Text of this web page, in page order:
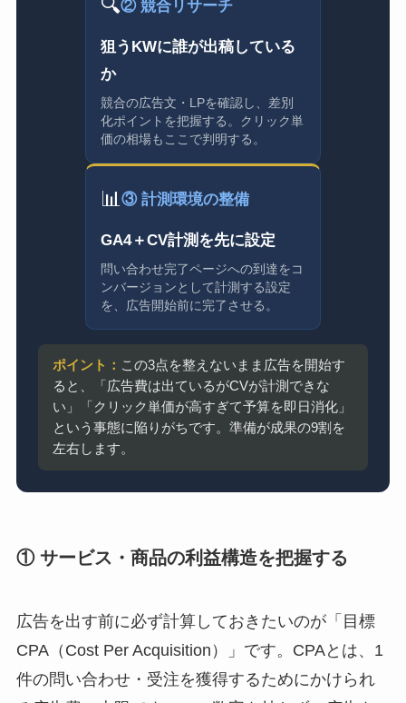
🔍② 競合リサーチ
狙うKWに誰が出稿している
か
競合の広告文・LPを確認し、差別
化ポイントを把握する。クリック単
価の相場もここで判明する。
📊③ 計測環境の整備
GA4＋CV計測を先に設定
問い合わせ完了ページへの到達をコ
ンバージョンとして計測する設定
を、広告開始前に完了させる。
ポイント： この3点を整えないまま広告を開始す
ると、「広告費は出ているがCVが計測できな
い」「クリック単価が高すぎて予算を即日消化」
という事態に陥りがちです。準備が成果の9割を
左右します。
① サービス・商品の利益構造を把握する
広告を出す前に必ず計算しておきたいのが「目標
CPA（Cost Per Acquisition）」です。CPAとは、1
件の問い合わせ・受注を獲得するためにかけられ